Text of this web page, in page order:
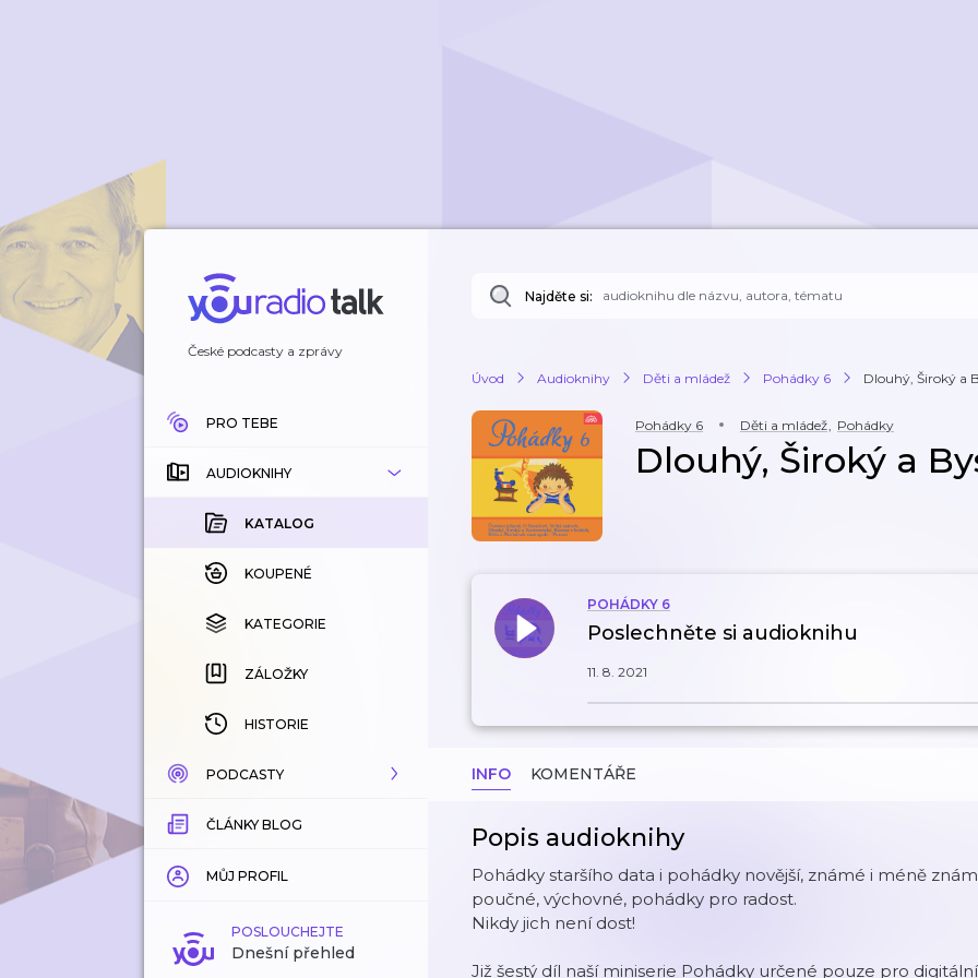
České podcasty a zprávy
PRO TEBE
AUDIOKNIHY
KATALOG
KOUPENÉ
KATEGORIE
ZÁLOŽKY
HISTORIE
PODCASTY
KATALOG
KATEGORIE
ZÁLOŽKY
ČLÁNKY BLOG
MŮJ PROFIL
POSLOUCHEJTE
Dnešní přehled
Najděte si:
Úvod Audioknihy Děti a mládež Pohádky 6 Dlouhý, Široký a
Pohádky 6 Děti a mládež, Pohádky
Dlouhý, Široký a
POHÁDKY 6
Poslechněte si audioknihu
11. 8. 2021
INFO KOMENTÁŘE
Popis audioknihy
Pohádky staršího data i pohádky novější, známé i méně
poučné, výchovné, pohádky pro radost.
Nikdy jich není dost!
Již šestý díl naší miniserie Pohádky určené pouze pro